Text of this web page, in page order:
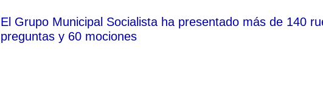
El Grupo Municipal Socialista ha presentado más de 140
preguntas y 60 mociones